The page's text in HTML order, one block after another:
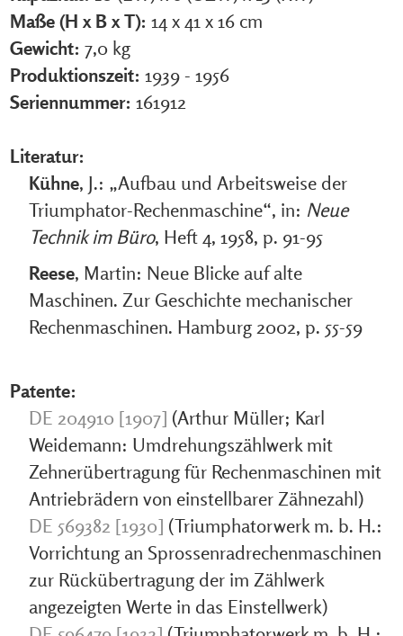
Maße (H x B x T): 14 x 41 x 16 cm
Gewicht: 7,0 kg
Produktionszeit: 1939 - 1956
Seriennummer: 161912
Literatur:
Kühne, J.: „Aufbau und Arbeitsweise der
Triumphator-Rechenmaschine“, in: Neue
Technik im Büro, Heft 4, 1958, p. 91-95
Reese, Martin: Neue Blicke auf alte
Maschinen. Zur Geschichte mechanischer
Rechenmaschinen. Hamburg 2002, p. 55-59
Patente:
DE 204910 [1907] (Arthur Müller; Karl
Weidemann: Umdrehungszählwerk mit
Zehnerübertragung für Rechenmaschinen mit
Antriebrädern von einstellbarer Zähnezahl)
DE 569382 [1930] (Triumphatorwerk m. b. H.:
Vorrichtung an Sprossenradrechenmaschinen
zur Rückübertragung der im Zählwerk
angezeigten Werte in das Einstellwerk)